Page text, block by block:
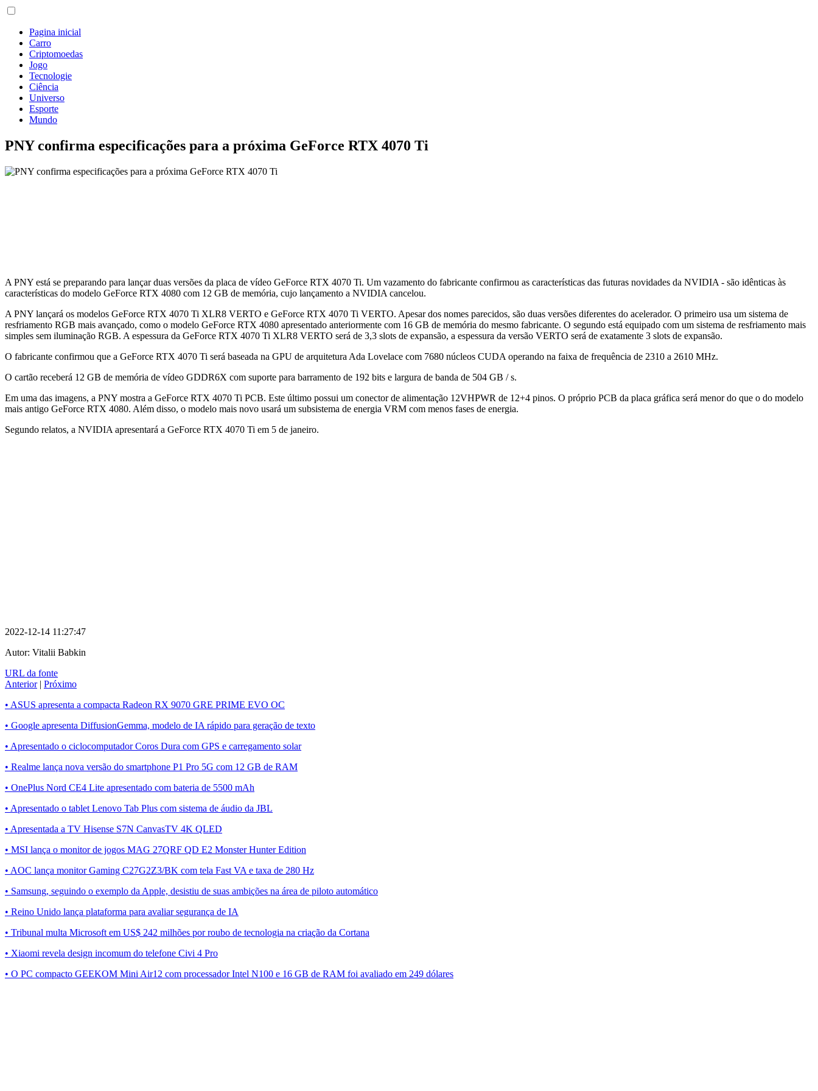
Pagina inicial
Carro
Criptomoedas
Jogo
Tecnologie
Ciência
Universo
Esporte
Mundo
PNY confirma especificações para a próxima GeForce RTX 4070 Ti
A PNY está se preparando para lançar duas versões da placa de vídeo GeForce RTX 4070 Ti. Um vazamento do fabricante confirmou as características das futuras novidades da NVIDIA - são idênticas às
características do modelo GeForce RTX 4080 com 12 GB de memória, cujo lançamento a NVIDIA cancelou.
A PNY lançará os modelos GeForce RTX 4070 Ti XLR8 VERTO e GeForce RTX 4070 Ti VERTO. Apesar dos nomes parecidos, são duas versões diferentes do acelerador. O primeiro usa um sistema de
resfriamento RGB mais avançado, como o modelo GeForce RTX 4080 apresentado anteriormente com 16 GB de memória do mesmo fabricante. O segundo está equipado com um sistema de resfriamento mais
simples sem iluminação RGB. A espessura da GeForce RTX 4070 Ti XLR8 VERTO será de 3,3 slots de expansão, a espessura da versão VERTO será de exatamente 3 slots de expansão.
O fabricante confirmou que a GeForce RTX 4070 Ti será baseada na GPU de arquitetura Ada Lovelace com 7680 núcleos CUDA operando na faixa de frequência de 2310 a 2610 MHz.
O cartão receberá 12 GB de memória de vídeo GDDR6X com suporte para barramento de 192 bits e largura de banda de 504 GB / s.
Em uma das imagens, a PNY mostra a GeForce RTX 4070 Ti PCB. Este último possui um conector de alimentação 12VHPWR de 12+4 pinos. O próprio PCB da placa gráfica será menor do que o do modelo
mais antigo GeForce RTX 4080. Além disso, o modelo mais novo usará um subsistema de energia VRM com menos fases de energia.
Segundo relatos, a NVIDIA apresentará a GeForce RTX 4070 Ti em 5 de janeiro.
2022-12-14 11:27:47
Autor: Vitalii Babkin
URL da fonte
Anterior| Próximo
• ASUS apresenta a compacta Radeon RX 9070 GRE PRIME EVO OC
• Google apresenta DiffusionGemma, modelo de IA rápido para geração de texto
• Apresentado o ciclocomputador Coros Dura com GPS e carregamento solar
• Realme lança nova versão do smartphone P1 Pro 5G com 12 GB de RAM
• OnePlus Nord CE4 Lite apresentado com bateria de 5500 mAh
• Apresentado o tablet Lenovo Tab Plus com sistema de áudio da JBL
• Apresentada a TV Hisense S7N CanvasTV 4K QLED
• MSI lança o monitor de jogos MAG 27QRF QD E2 Monster Hunter Edition
• AOC lança monitor Gaming C27G2Z3/BK com tela Fast VA e taxa de 280 Hz
• Samsung, seguindo o exemplo da Apple, desistiu de suas ambições na área de piloto automático
• Reino Unido lança plataforma para avaliar segurança de IA
• Tribunal multa Microsoft em US$ 242 milhões por roubo de tecnologia na criação da Cortana
• Xiaomi revela design incomum do telefone Civi 4 Pro
• O PC compacto GEEKOM Mini Air12 com processador Intel N100 e 16 GB de RAM foi avaliado em 249 dólares